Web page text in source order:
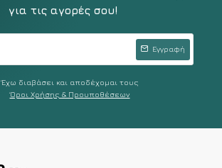
για τις αγορές σου!
Εγγραφή
Έχω διαβάσει και αποδέχομαι τους
Όροι Χρήσης & Προυποθέσεων